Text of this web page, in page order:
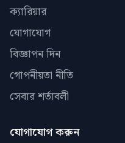
ক্যারিয়ার
যোগাযোগ
বিজ্ঞাপন দিন
গোপনীয়তা নীতি
সেবার শর্তাবলী
যোগাযোগ করুন